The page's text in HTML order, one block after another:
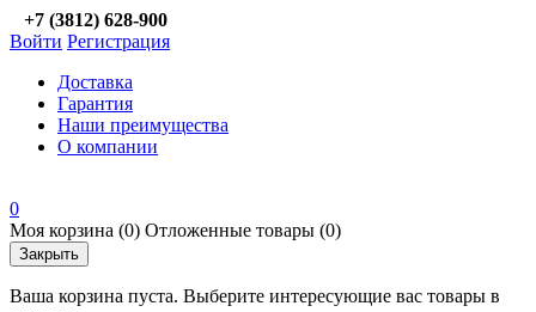
+7 (3812) 628-900
Войти Регистрация
Доставка
Гарантия
Наши преимущества
О компании
0
Моя корзина (0) Отложенные товары (0)
Закрыть
Ваша корзина пуста. Выберите интересующие вас товары в